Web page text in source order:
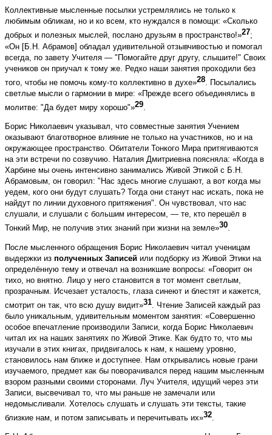
Коллективные мысленные посылки устремлялись не только к
любимым обликам, но и ко всем, кто нуждался в помощи: «Сколько
добрых и полезных мыслей, послано друзьям в пространство!»27;
«Он [Б.Н. Абрамов] обладал удивительной отзывчивостью и помогал
всегда, по завету Учителя — "Помогайте друг другу, слышите!" Своих
учеников он приучал к тому же. Редко наши занятия проходили без
того, чтобы не помочь кому-то коллективно в духе»28 . Посылались
светлые мысли о гармонии в мире: «Прежде всего объединялись в
молитве: "Да будет миру хорошо"»29.
Борис Николаевич указывал, что совместные занятия Учением
оказывают благотворное влияние не только на участников, но и на
окружающее пространство. Обитатели Тонкого Мира притягиваются
на эти встречи по созвучию. Наталия Дмитриевна поясняла: «Когда в
Харбине мы очень интенсивно занимались Живой Этикой с Б.Н.
Абрамовым, он говорил: "Нас здесь многие слушают, а вот когда мы
уедем, кого они будут слушать? Тогда они станут нас искать, пока не
найдут по линии духовного притяжения". Он чувствовал, что нас
слушали, и слушали с большим интересом, — те, кто перешёл в
Тонкий Мир, не получив этих знаний при жизни на земле»30.
После мысленного обращения Борис Николаевич читал ученицам
выдержки из полученных Записей или подборку из Живой Этики на
определённую тему и отвечал на возникшие вопросы: «Говорит он
тихо, но внятно. Лицо у него становится в тот момент светлым,
прозрачным. Исчезает усталость, глаза синеют и блестят и кажется,
смотрит он так, что всю душу видит»31 . Чтение Записей каждый раз
было уникальным, удивительным моментом занятия: «Совершенно
особое впечатление производили Записи, когда Борис Николаевич
читал их на наших занятиях по Живой Этике. Как будто то, что мы
изучали в этих книгах, придвигалось к нам, к нашему уровню,
становилось нам ближе и доступнее. Нам открывались новые грани
изучаемого, предмет как бы поворачивался перед нашим мысленным
взором разными своими сторонами. Луч Учителя, идущий через эти
Записи, высвечивал то, что мы раньше не замечали или
недомысливали. Хотелось слушать и слушать эти тексты, такие
близкие нам, и потом записывать и перечитывать их»32.